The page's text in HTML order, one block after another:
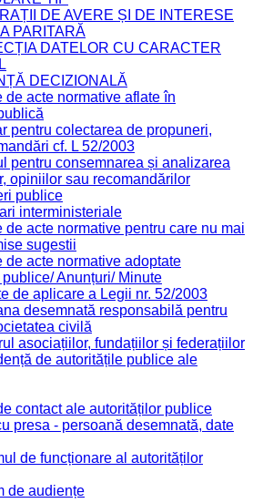
DE AVERE ȘI DE INTERESE
PARITARĂ
DATELOR CU CARACTER
DECIZIONALĂ
de acte normative aflate în
pentru colectarea de propuneri,
cf. L 52/2003
pentru consemnarea și analizarea
opiniilor sau recomandărilor
publice
interministeriale
de acte normative pentru care nu mai
sugestii
de acte normative adoptate
Anunțuri/ Minute
de aplicare a Legii nr. 52/2003
desemnată responsabilă pentru
civilă
asociațiilor, fundațiilor și federațiilor
de autoritățile publice ale
contact ale autorităților publice
presa - persoană desemnată, date
de funcționare al autorităților
de audiențe